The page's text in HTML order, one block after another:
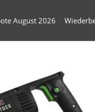
August 2026